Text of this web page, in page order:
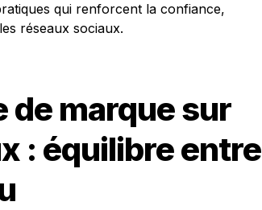
qui renforcent la confiance,
réseaux sociaux.
de marque sur
: équilibre entre